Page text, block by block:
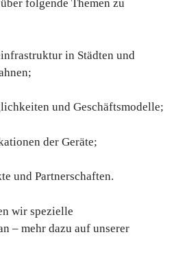
folgende Themen zu
in Städten und
und Geschäftsmodelle;
der Geräte;
und Partnerschaften.
wir spezielle
– mehr dazu auf unserer